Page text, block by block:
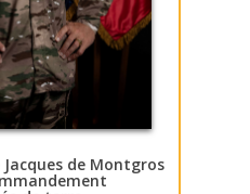
Jacques de Montgros